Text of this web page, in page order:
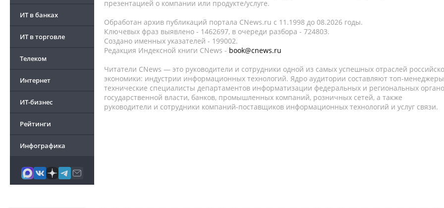
ИТ в банках
ИТ в торговле
Телеком
Интернет
ИТ-бизнес
Рейтинги
Инфографика
презентацией о компании или продукте/услуге.
Обработан архив публикаций портала CNews.ru c 11.1998 до 08.2026 годы.
Ключевых фраз выявлено - 1462697, в очереди разбора - 724803.
Создано именных указателей - 199002.
Редакция Индексной книги CNews - book@cnews.ru
Читатели CNews — это руководители и сотрудники одной из самых успешных отраслей
экономики: индустрии информационных технологий. Ядро аудитории составляют топ-
технические специалисты департаментов информатизации федеральных и региональных
государственной власти, банков, промышленных компаний, розничных сетей, а также
руководители и сотрудники компаний-поставщиков информационных технологий и услуг связи.